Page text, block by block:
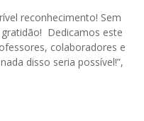
reconhecimento! Sem
Dedicamos este
colaboradores e
disso seria possível!”,